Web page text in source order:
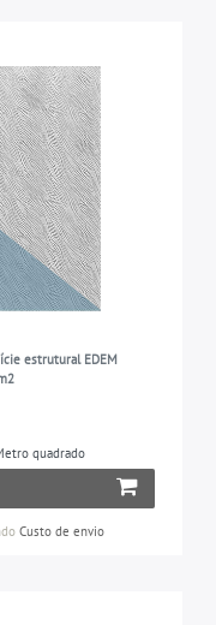
estrutural EDEM
quadrado
Custo de envio